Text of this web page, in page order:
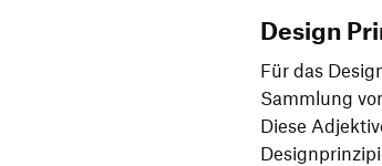
Design
Für das
Sammlung
Diese